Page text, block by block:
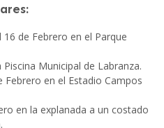
16 de Febrero en el Parque
Municipal de Labranza.
Febrero en el Estadio Campos
en la explanada a un costado